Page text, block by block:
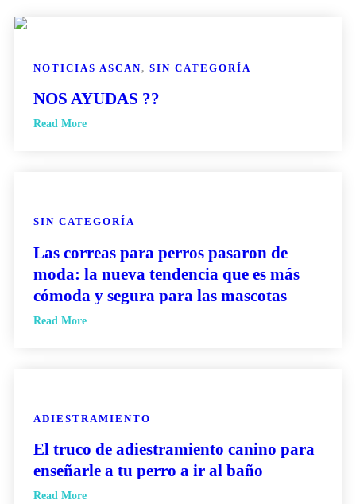
NOTICIAS ASCAN, SIN CATEGORÍA
NOS AYUDAS ??
Read More
SIN CATEGORÍA
Las correas para perros pasaron de
moda: la nueva tendencia que es más
cómoda y segura para las mascotas
Read More
ADIESTRAMIENTO
El truco de adiestramiento canino para
enseñarle a tu perro a ir al baño
Read More